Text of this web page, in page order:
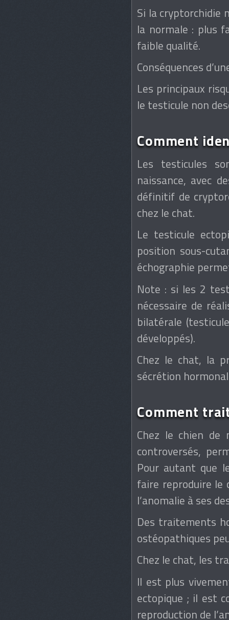
Si la cryptorchidie
la normale : plus
faible qualité.
Conséquences
Les principaux
le testicule non
Comment
Les testicules
naissance, avec
définitif de
chez le chat.
Le testicule
position sous-
échographie
Note : si les 2
nécessaire de
bilatérale
développés).
Chez le chat, la
sécrétion
Comment
Chez le chien de
controversés,
Pour autant que
faire reproduire le
l’anomalie à ses
Des traitements
ostéopathiques
Chez le chat, les
Il est plus
ectopique ; il est
reproduction de